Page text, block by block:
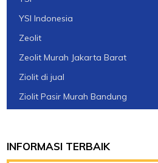
YSI Indonesia
Zeolit
Zeolit Murah Jakarta Barat
Ziolit di jual
Ziolit Pasir Murah Bandung
INFORMASI TERBAIK